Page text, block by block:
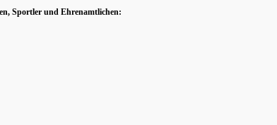
Sportler und Ehrenamtlichen: